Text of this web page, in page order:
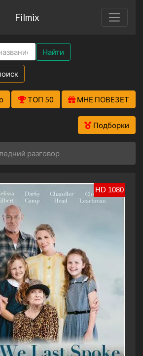
Filmix
Найти
ТОП 50 МНЕ ПОВЕЗЕТ
Подборки
разговор
HD 1080